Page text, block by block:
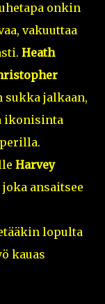
onkin
vakuuttaa
Heath
sukka jalkaan,
ikonisinta
Harvey
joka ansaitsee
lopulta
kauas